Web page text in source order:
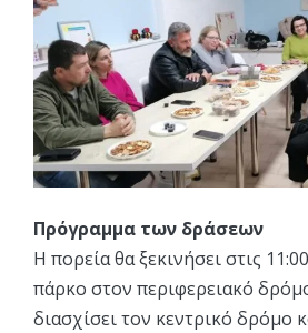
Πρόγραμμα των δράσεων
Η πορεία θα ξεκινήσει στις
πάρκο στον περιφερειακό
διασχίσει τον κεντρικό δρόμο